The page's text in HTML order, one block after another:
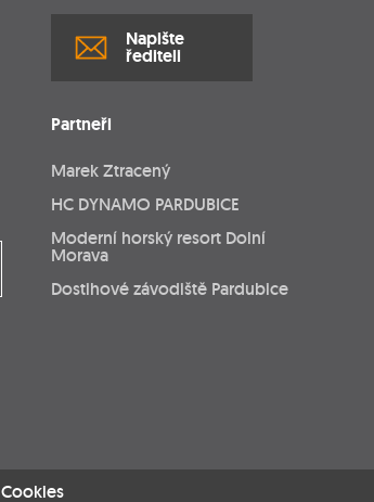
Napište
řediteli
Partneři
Marek Ztracený
HC DYNAMO PARDUBICE
Moderní horský resort Dolní
Morava
Dostihové závodiště Pardubice
Cookies